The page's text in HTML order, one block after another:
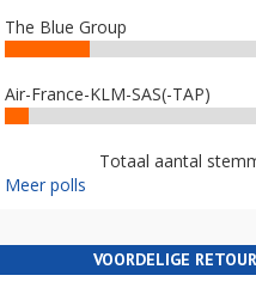
The Blue Group
Air-France-KLM-SAS(-TAP)
Totaal aantal
Meer polls
VOORDELIGE